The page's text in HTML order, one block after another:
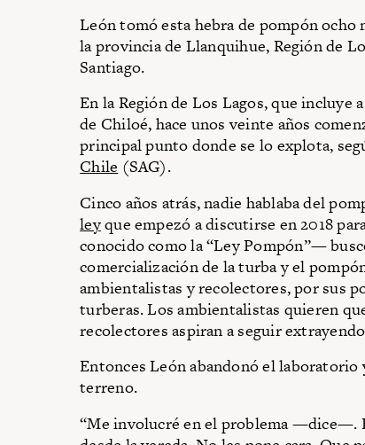
León tomó esta hebra de pompón ocho
la provincia de Llanquihue, Región de
Santiago.
En la Región de Los Lagos, que incluye
de Chiloé, hace unos veinte años
principal punto donde se lo explota,
Chile (SAG).
Cinco años atrás, nadie hablaba del
leyque empezó a discutirse en 2018
conocido como la “Ley Pompón”—
comercialización de la turba y el
ambientalistas y recolectores, por sus
turberas. Los ambientalistas quieren
recolectores aspiran a seguir
Entonces León abandonó el laboratorio
terreno.
“Me involucré en el problema —dice—.